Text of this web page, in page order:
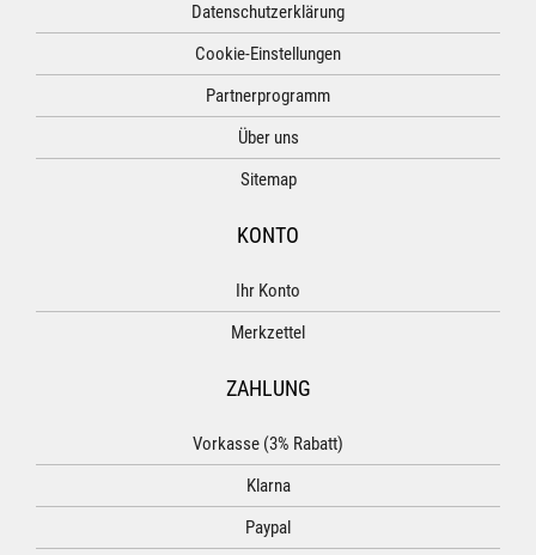
Datenschutzerklärung
Cookie-Einstellungen
Partnerprogramm
Über uns
Sitemap
KONTO
Ihr Konto
Merkzettel
ZAHLUNG
Vorkasse (3% Rabatt)
Klarna
Paypal